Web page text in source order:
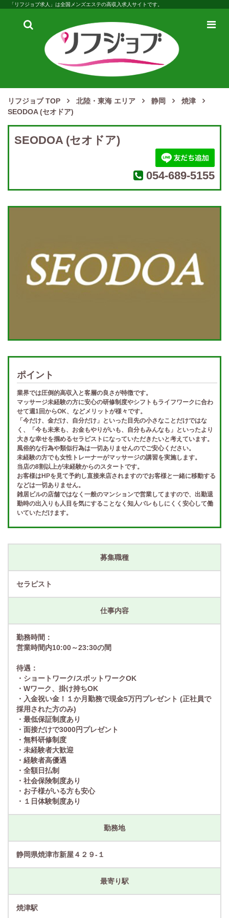
「リフジョブ求人」は全国メンズエステの高収入求人サイトです。
検
メ
リフジョブ TOP 北陸・東海 エリア 静岡
焼津
SEODOA (セオドア)
SEODOA (セオドア)
054-689-5155
ポイント
業界では圧倒的高収入と客層の良さが特徴です。
マッサージ未経験の方に安心の研修制度やシフトもライフワークに合わ
せて週1回からOK、などメリットが様々です。
「今だけ、金だけ、自分だけ」といった目先の小さなことだけではな
く、「今も未来も、お金もやりがいも、自分もみんなも」といったより
大きな幸せを掴めるセラピストになっていただきたいと考えています。
風俗的な行為や類似行為は一切ありませんのでご安心ください。
未経験の方でも女性トレーナーがマッサージの講習を実施します。
当店の8割以上が未経験からのスタートです。
お客様はHPを見て予約し直接来店されますのでお客様と一緒に移動する
などは一切ありません。
雑居ビルの店舗ではなく一般のマンションで営業してますので、出勤退
勤時の出入りも人目を気にすることなく知人バレもしにくく安心して働
いていただけます。
募集職種
セラピスト
仕事内容
勤務時間：
営業時間内10:00～23:30の間
待遇：
・ショートワーク/スポットワークOK
・Wワーク、掛け持ちOK
・入金祝い金！１か月勤務で現金5万円プレゼント (正社員で
採用された方のみ)
・最低保証制度あり
・面接だけで3000円プレゼント
・無料研修制度
・未経験者大歓迎
・経験者高優遇
・全額日払制
・社会保険制度あり
・お子様がいる方も安心
・１日体験制度あり
勤務地
静岡県焼津市新屋４２９-１
最寄り駅
焼津駅